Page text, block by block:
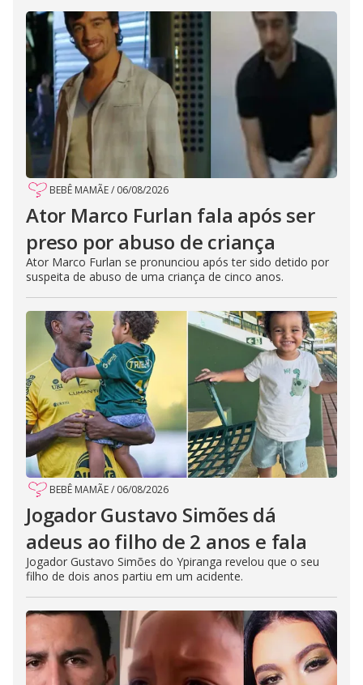
BEBÊ MAMÃE/ 06/08/2026
Ator Marco Furlan fala após ser
preso por abuso de criança
Ator Marco Furlan se pronunciou após ter sido detido por
suspeita de abuso de uma criança de cinco anos.
BEBÊ MAMÃE/ 06/08/2026
Jogador Gustavo Simões dá
adeus ao filho de 2 anos e fala
Jogador Gustavo Simões do Ypiranga revelou que o seu
filho de dois anos partiu em um acidente.